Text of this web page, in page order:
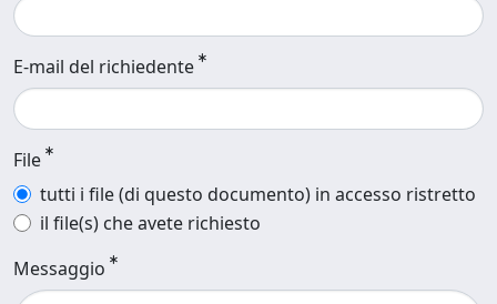
E-mail del richiedente
File
tutti i file (di questo documento) in accesso ristretto
il file(s) che avete richiesto
Messaggio